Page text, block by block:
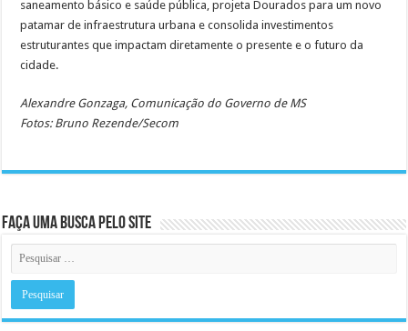
saneamento básico e saúde pública, projeta Dourados para um novo
patamar de infraestrutura urbana e consolida investimentos
estruturantes que impactam diretamente o presente e o futuro da
cidade.
Alexandre Gonzaga, Comunicação do Governo de MS
Fotos: Bruno Rezende/Secom
Faça uma busca pelo Site